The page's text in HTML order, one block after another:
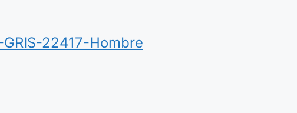
GRIS-22417-Hombre